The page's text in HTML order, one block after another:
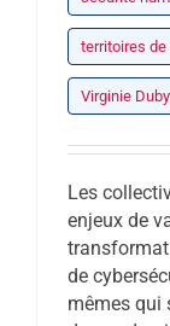
territoires
Virginie
Les
enjeux de
de
mêmes qui